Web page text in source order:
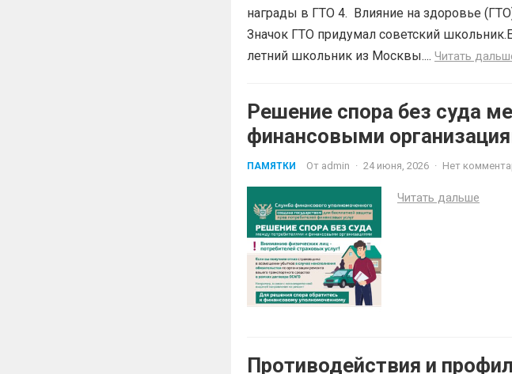
награды в ГТО 4. Влияние на здоровье
Значок ГТО придумал советский
летний школьник из Москвы.... Читать
Решение спора без суда
финансовыми
ПАМЯТКИ От admin · 24 июня, 2026 · Нет
Читать дальше
Противодействия и